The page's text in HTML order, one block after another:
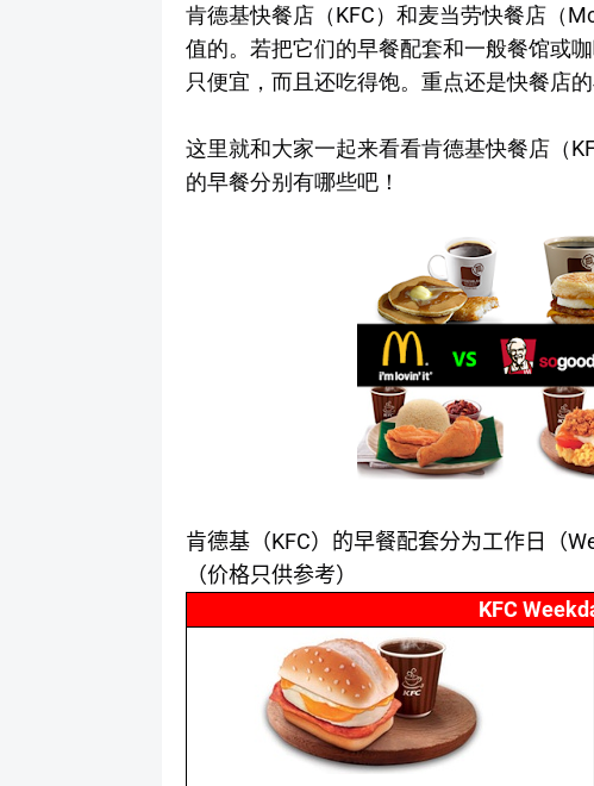
肯德基快餐店（KFC）和麦当劳快餐店（
值的。若把它们的早餐配套和一般餐馆或
只便宜，而且还吃得饱。重点还是快餐店
这里就和大家一起来看看肯德基快餐店（
的早餐分别有哪些吧！
肯德基（KFC）的早餐配套分为工作日（
（价格只供参考）
KFC